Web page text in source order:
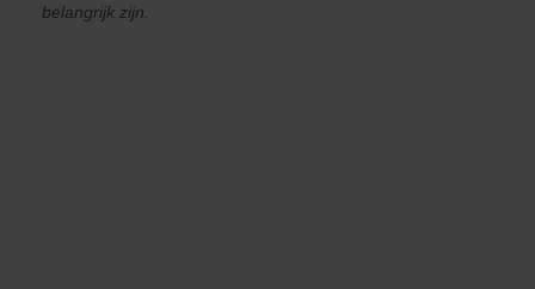
belangrijk zijn.